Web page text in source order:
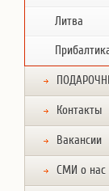
Литва
Контакты
Вакансии
СМИ о нас